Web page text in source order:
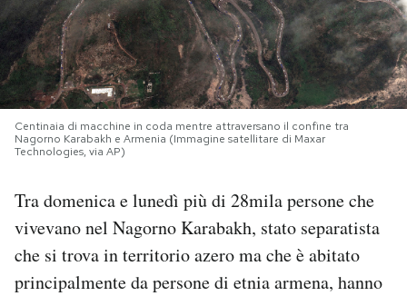
PODCAST
NEWSLETTER
I MIEI PREFERITI
SHOP
CALENDARIO
Centinaia di macchine in coda mentre attraversano il confine tra
Nagorno Karabakh e Armenia (Immagine satellitare di Maxar
Technologies, via AP)
Tra domenica e lunedì più di 28mila persone che
vivevano nel Nagorno Karabakh, stato separatista
che si trova in territorio azero ma che è abitato
principalmente da persone di etnia armena, hanno